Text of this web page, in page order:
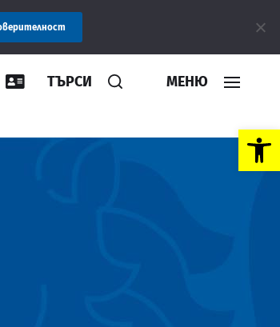
Open toolbar
администрация Пловдив препоръчва
ТЪРСИ МЕНЮ